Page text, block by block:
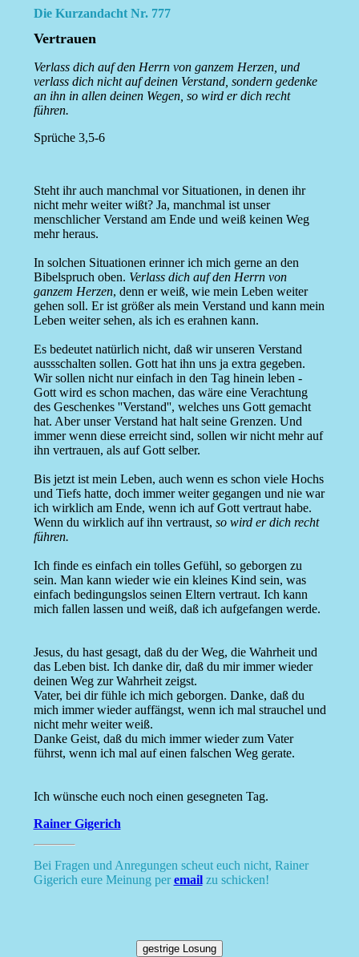
Die Kurzandacht Nr. 777
Vertrauen
Verlass dich auf den Herrn von ganzem Herzen, und
verlass dich nicht auf deinen Verstand, sondern gedenke
an ihn in allen deinen Wegen, so wird er dich recht
führen.
Sprüche 3,5-6
Steht ihr auch manchmal vor Situationen, in denen ihr
nicht mehr weiter wißt? Ja, manchmal ist unser
menschlicher Verstand am Ende und weiß keinen Weg
mehr heraus.
In solchen Situationen erinner ich mich gerne an den
Bibelspruch oben. Verlass dich auf den Herrn von
ganzem Herzen, denn er weiß, wie mein Leben weiter
gehen soll. Er ist größer als mein Verstand und kann mein
Leben weiter sehen, als ich es erahnen kann.
Es bedeutet natürlich nicht, daß wir unseren Verstand
aussschalten sollen. Gott hat ihn uns ja extra gegeben.
Wir sollen nicht nur einfach in den Tag hinein leben -
Gott wird es schon machen, das wäre eine Verachtung
des Geschenkes ''Verstand'', welches uns Gott gemacht
hat. Aber unser Verstand hat halt seine Grenzen. Und
immer wenn diese erreicht sind, sollen wir nicht mehr auf
ihn vertrauen, als auf Gott selber.
Bis jetzt ist mein Leben, auch wenn es schon viele Hochs
und Tiefs hatte, doch immer weiter gegangen und nie war
ich wirklich am Ende, wenn ich auf Gott vertraut habe.
Wenn du wirklich auf ihn vertraust, so wird er dich recht
führen.
Ich finde es einfach ein tolles Gefühl, so geborgen zu
sein. Man kann wieder wie ein kleines Kind sein, was
einfach bedingungslos seinen Eltern vertraut. Ich kann
mich fallen lassen und weiß, daß ich aufgefangen werde.
Jesus, du hast gesagt, daß du der Weg, die Wahrheit und
das Leben bist. Ich danke dir, daß du mir immer wieder
deinen Weg zur Wahrheit zeigst.
Vater, bei dir fühle ich mich geborgen. Danke, daß du
mich immer wieder auffängst, wenn ich mal strauchel und
nicht mehr weiter weiß.
Danke Geist, daß du mich immer wieder zum Vater
führst, wenn ich mal auf einen falschen Weg gerate.
Ich wünsche euch noch einen gesegneten Tag.
Rainer Gigerich
Bei Fragen und Anregungen scheut euch nicht, Rainer
Gigerich eure Meinung peremailzu schicken!
gestrige Losung